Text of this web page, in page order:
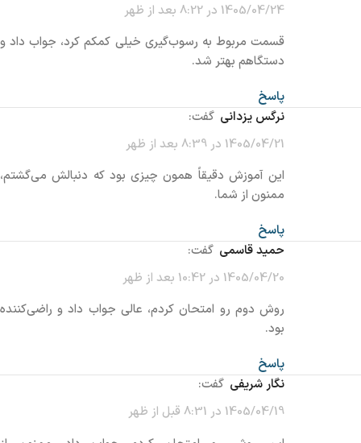
1405/04/24 در 8:22 بعد از ظهر
قسمت مربوط به رسوب‌گیری خیلی کمکم کرد، جواب داد و
دستگاهم بهتر شد.
پاسخ
نرگس یزدانی گفت:
1405/04/21 در 8:39 بعد از ظهر
این آموزش دقیقاً همون چیزی بود که دنبالش می‌گشتم،
ممنون از شما.
پاسخ
حمید قاسمی گفت:
1405/04/20 در 10:42 بعد از ظهر
روش دوم رو امتحان کردم، عالی جواب داد و راضی‌کننده
بود.
پاسخ
نگار شریفی گفت:
1405/04/19 در 8:31 قبل از ظهر